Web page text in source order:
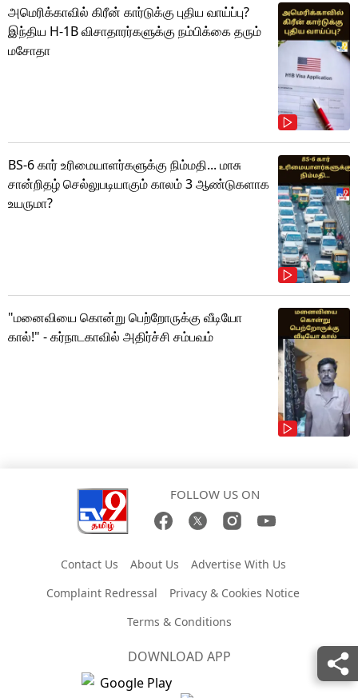
அமெரிக்காவில் கிரீன் கார்டுக்கு புதிய வாய்ப்பு?
இந்திய H-1B விசாதாரர்களுக்கு நம்பிக்கை தரும்
மசோதா
BS-6 கார் உரிமையாளர்களுக்கு நிம்மதி... மாசு
சான்றிதழ் செல்லுபடியாகும் காலம் 3 ஆண்டுகளாக
உயருமா?
"மனைவியை கொன்று பெற்றோருக்கு வீடியோ
கால்!" - கர்நாடகாவில் அதிர்ச்சி சம்பவம்
FOLLOW US ON
Contact Us About Us
Advertise With Us
Complaint Redressal
Privacy & Cookies Notice
Terms & Conditions
DOWNLOAD APP